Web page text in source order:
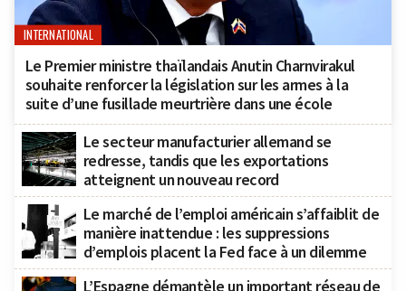
INTERNATIONAL
Le Premier ministre thaïlandais Anutin Charnvirakul
souhaite renforcer la législation sur les armes à la
suite d’une fusillade meurtrière dans une école
Le secteur manufacturier allemand se
redresse, tandis que les exportations
atteignent un nouveau record
Le marché de l’emploi américain s’affaiblit de
manière inattendue : les suppressions
d’emplois placent la Fed face à un dilemme
L’Espagne démantèle un important réseau de